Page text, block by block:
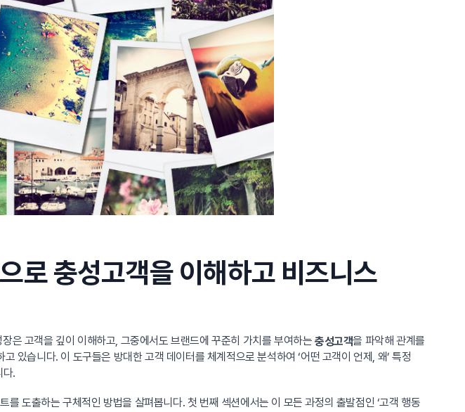
로 충성고객을 이해하고 비즈니스
은 고객을 깊이 이해하고, 그중에서도 브랜드에 꾸준히 가치를 부여하는 충성고객을 파악해 관계를
있습니다. 이 도구들은 방대한 고객 데이터를 체계적으로 분석하여 ‘어떤 고객이 언제, 왜’ 특정
다.
도출하는 구체적인 방법을 살펴봅니다. 첫 번째 섹션에서는 이 모든 과정의 출발점인 ‘고객 행동